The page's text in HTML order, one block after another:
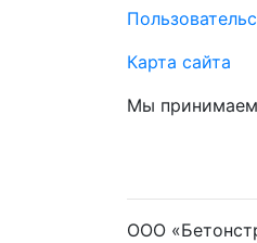
Карта сайта
Мы принимаем
ООО